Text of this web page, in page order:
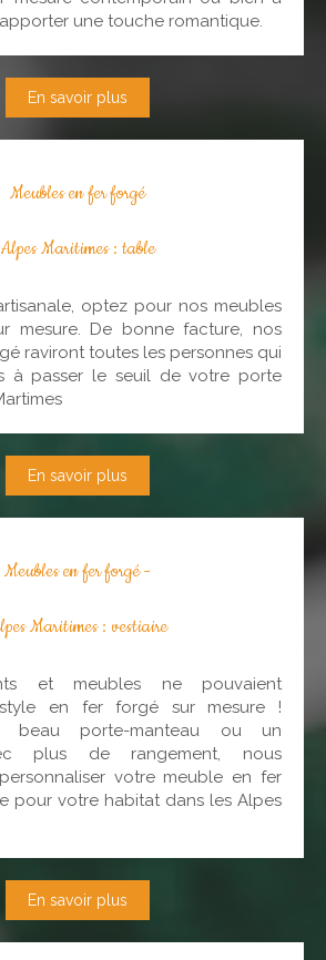
une touche romantique.
En savoir plus
Meubles en fer forgé
Alpes Maritimes : table
optez pour nos meubles
mesure. De bonne facture, nos
raviront toutes les personnes qui
à passer le seuil de votre porte
En savoir plus
Meubles en fer forgé -
Maritimes : vestiaire
et meubles ne pouvaient
en fer forgé sur mesure !
beau porte-manteau ou un
plus de rangement, nous
votre meuble en fer
pour votre habitat dans les Alpes
En savoir plus